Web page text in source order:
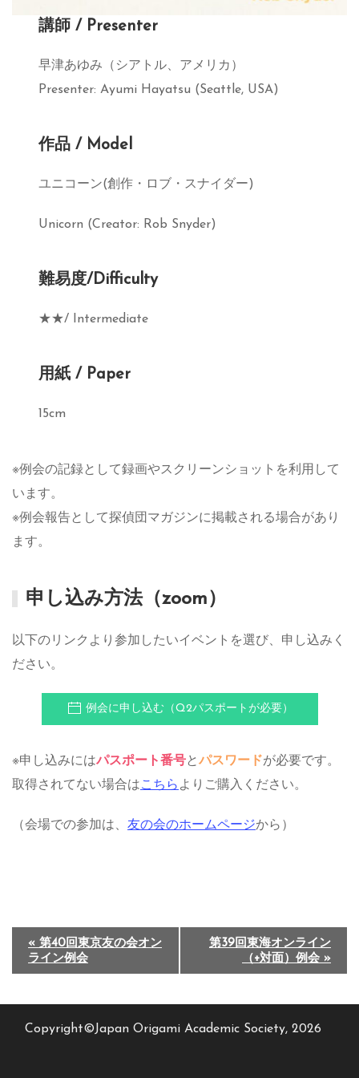
講師 / Presenter
早津あゆみ（シアトル、アメリカ）
Presenter: Ayumi Hayatsu (Seattle, USA)
作品 / Model
ユニコーン(創作・ロブ・スナイダー)
Unicorn (Creator: Rob Snyder)
難易度/Difficulty
★★/ Intermediate
用紙 / Paper
15cm
※例会の記録として録画やスクリーンショットを利用して
います。
※例会報告として探偵団マガジンに掲載される場合があり
ます。
申し込み方法（zoom）
以下のリンクより参加したいイベントを選び、申し込みく
ださい。
例会に申し込む（Q2パスポートが必要）
※申し込みにはパスポート番号とパスワードが必要です。
取得されてない場合はこちら よりご購入ください。
（会場での参加は、 友の会のホームページから）
イ
ベ
ト
« 第40回東京友の会オン
ライン例会
第39回東海オンライン
（+対面）例会 »
Copyright©Japan Origami Academic Society, 2026